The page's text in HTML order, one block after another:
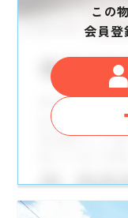
この
会員登